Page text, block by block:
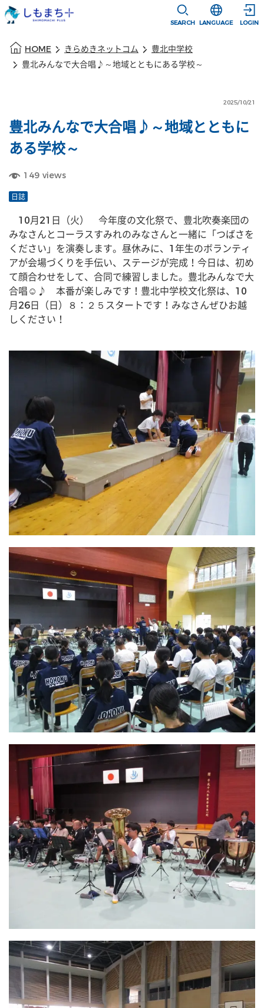
SEARCH
選択すると言
LANGUAGE LOGIN
HOME きらめきネットコム
豊北中学校
豊北みんなで大合唱♪～地域とともにある学校～
2025/10/21
豊北みんなで大合唱♪～地域とともに
ある学校～
149 views
日誌
10月21日（火）　今年度の文化祭で、豊北吹奏楽団の
みなさんとコーラスすみれのみなさんと一緒に「つばさを
ください」を演奏します。昼休みに、1年生のボランティ
アが会場づくりを手伝い、ステージが完成！今日は、初め
て顔合わせをして、合同で練習しました。豊北みんなで大
合唱☺♪　本番が楽しみです！豊北中学校文化祭は、10
月26日（日）８：２５スタートです！みなさんぜひお越
しください！